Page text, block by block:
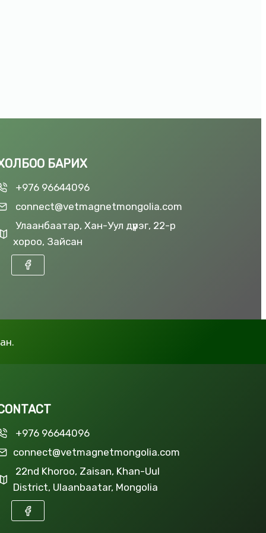
БАРИХ
+976 96644096
connect@vetmagnetmongolia.com
Улаанбаатар, Хан-Уул дүүрэг, 22-р
хороо, Зайсан
+976 96644096
connect@vetmagnetmongolia.com
22nd Khoroo, Zaisan, Khan-Uul
District, Ulaanbaatar, Mongolia